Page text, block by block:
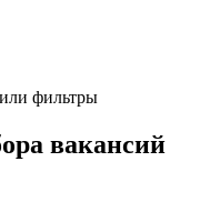
фильтры
вакансий